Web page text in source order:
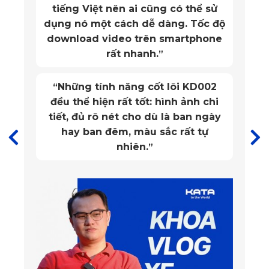
kỹ thuật chống thấm tốt, ngăn chất lỏng thẩm thấu xuống
đệm ghế, từ đó bảo vệ nội thất xe khỏi nấm mốc và mùi khó
Khác với một số loại da công nghiệp rẻ tiền thường có mùi
nhựa nồng và gây khó chịu, áo ghế KATA dành cho VF8 đạt
giữ không gian xe luôn dễ chịu, đặc biệt quan trọng trong
những chuyến đi dài.
1.4. Tạo cảm giác êm ái, thoải mái
tiếng Việt nên ai cũng có thể sử
dụng nó một cách dễ dàng. Tốc độ
download video trên smartphone
rất nhanh.”
“ Những tính năng cốt lõi KD002
đều thể hiện rất tốt: hình ảnh chi
tiết, đủ rõ nét cho dù là ban ngày
hay ban đêm, màu sắc rất tự
nhiên.”